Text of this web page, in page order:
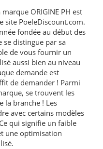
marque ORIGINE PH est
site PoeleDiscount.com.
fondée au début des
se distingue par sa
de vous fournir un
aussi bien au niveau
demande est
de demander ! Parmi
se trouvent les
la branche ! Les
avec certains modèles
qui signifie un faible
une optimisation